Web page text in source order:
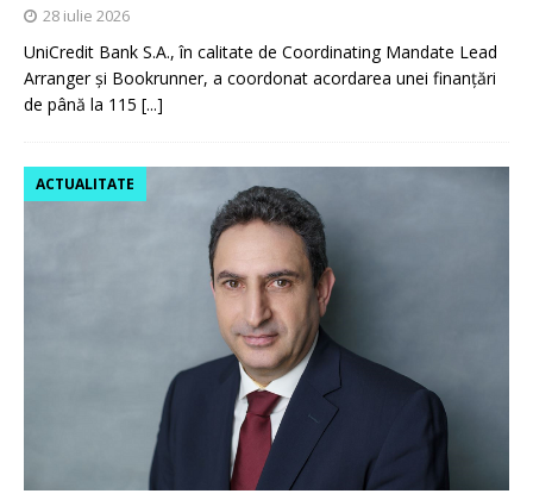
28 iulie 2026
UniCredit Bank S.A., în calitate de Coordinating Mandate Lead
Arranger și Bookrunner, a coordonat acordarea unei finanțări
de până la 115 [...]
ACTUALITATE